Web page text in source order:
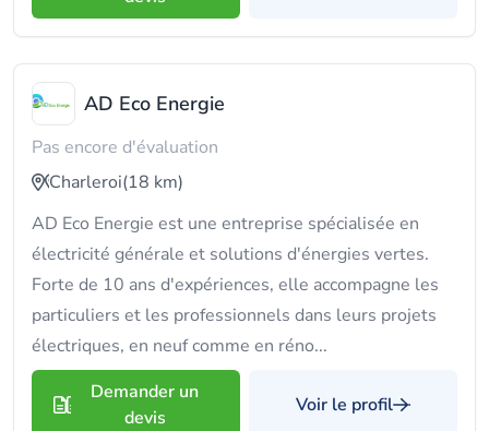
AD Eco Energie
Pas encore d'évaluation
Charleroi(18 km)
AD Eco Energie est une entreprise spécialisée en
électricité générale et solutions d'énergies vertes.
Forte de 10 ans d'expériences, elle accompagne les
particuliers et les professionnels dans leurs projets
électriques, en neuf comme en réno...
Demander un
devis
Voir le profil